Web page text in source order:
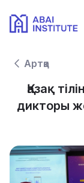
Артқа
Қазақ
дикторы